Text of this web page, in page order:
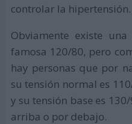
controlar la hipertensión.
Obviamente existe
famosa 120/80, pero
hay personas que por
su tensión normal es
y su tensión base es
arriba o por debajo.